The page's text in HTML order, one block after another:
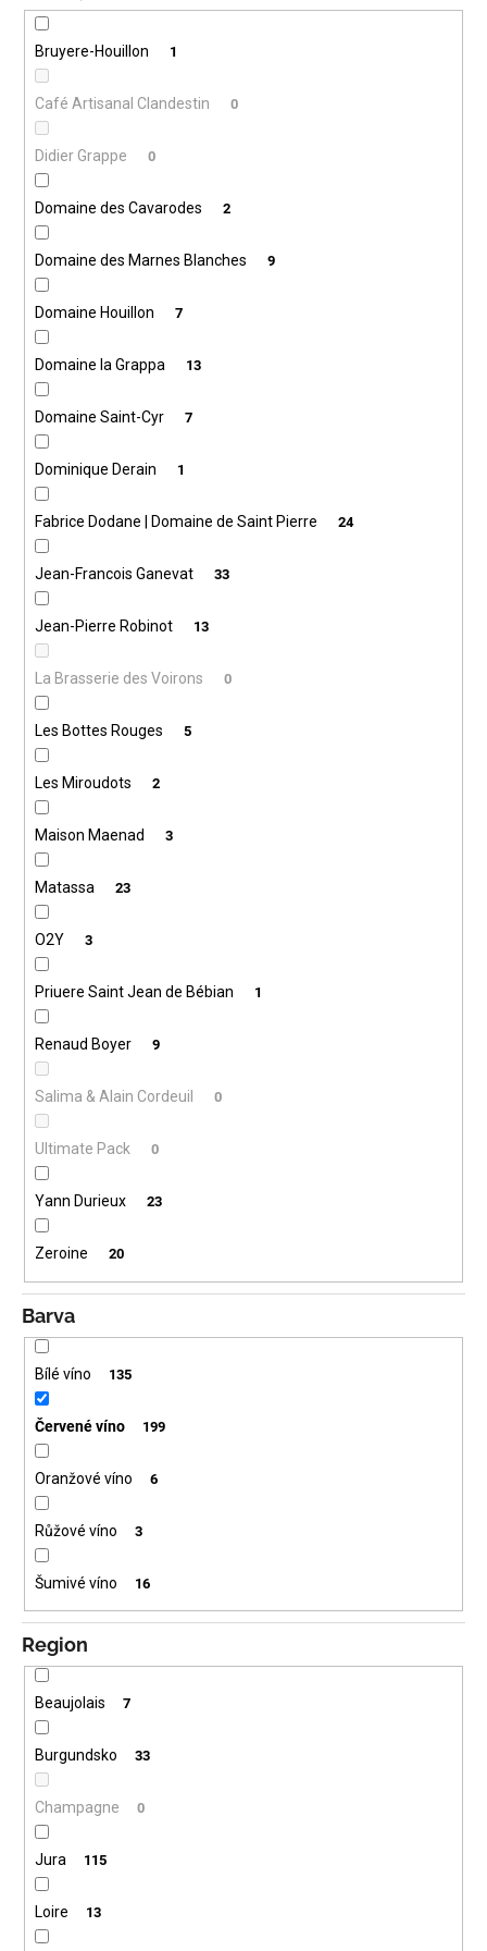
Bruyere-Houillon 1
Café Artisanal Clandestin 0
Didier Grappe 0
Domaine des Cavarodes 2
Domaine des Marnes Blanches 9
Domaine Houillon 7
Domaine la Grappa 13
Domaine Saint-Cyr 7
Dominique Derain 1
Fabrice Dodane | Domaine de Saint Pierre 24
Jean-Francois Ganevat 33
Jean-Pierre Robinot 13
La Brasserie des Voirons 0
Les Bottes Rouges 5
Les Miroudots 2
Maison Maenad 3
Matassa 23
O2Y 3
Priuere Saint Jean de Bébian 1
Renaud Boyer 9
Salima & Alain Cordeuil 0
Ultimate Pack 0
Yann Durieux 23
Zeroine 20
Barva
Bílé víno 135
Červené víno 199
Oranžové víno 6
Růžové víno 3
Šumivé víno 16
Region
Beaujolais 7
Burgundsko 33
Champagne 0
Jura 115
Loire 13